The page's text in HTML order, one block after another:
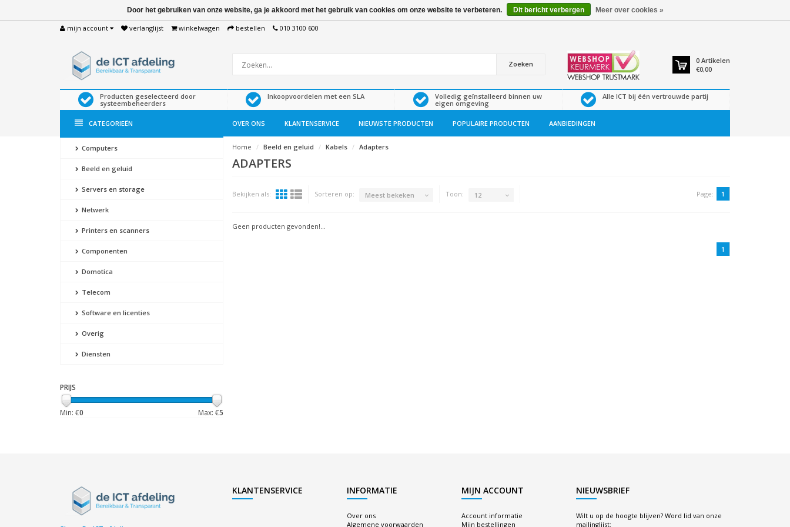
mijn account verlanglijst winkelwagen bestellen 010 3100 600
Zoeken 0 Artikelen
€0,00
Producten geselecteerd door
systeembeheerders
Inkoopvoordelen met een SLA
Volledig geïnstalleerd binnen uw
eigen omgeving
Alle ICT bij één vertrouwde partij
CATEGORIEËN OVER ONS KLANTENSERVICE NIEUWSTE PRODUCTEN POPULAIRE PRODUCTEN AANBIEDINGEN
Computers
Beeld en geluid
Servers en storage
Netwerk
Printers en scanners
Componenten
Domotica
Telecom
Software en licenties
Overig
Diensten
PRIJS
Min: €0 Max: €5
Home Beeld en geluid Kabels Adapters
ADAPTERS
Bekijken als: Sorteren op: Meest bekeken Toon: 12 Page: 1
Geen producten gevonden!...
1
KLANTENSERVICE INFORMATIE
Over ons
Algemene voorwaarden
MIJN ACCOUNT
Account informatie
Mijn bestellingen
NIEUWSBRIEF
Wilt u op de hoogte blijven? Word lid van onze
mailinglijst:
Door het gebruiken van onze website, ga je akkoord met het gebruik van cookies om onze website te verbeteren. Dit bericht verbergen Meer over cookies »